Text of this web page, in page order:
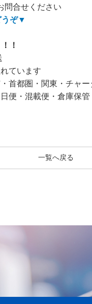
合せください
うぞ▼
！
ています
首都圏・関東・チャー
便・混載便・倉庫保管
一覧へ戻る